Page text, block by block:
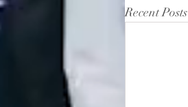
Recent Posts